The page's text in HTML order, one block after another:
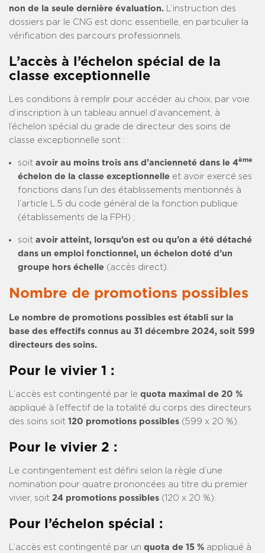
non de la seule dernière évaluation.
L’instruction des
dossiers par le CNG est donc essentielle, en particulier la
vérification des parcours professionnels.
L’accès à l’échelon spécial de la
classe exceptionnelle
Les conditions à remplir pour accéder au choix, par voie
d’inscription à un tableau annuel d’avancement, à
l’échelon spécial du grade de directeur des soins de
classe exceptionnelle sont :
soit avoir au moins trois ans d’ancienneté dans le 4ème
échelon de la classe exceptionnelle et avoir exercé ses
fonctions dans l’un des établissements mentionnés à
l’article L.5 du code général de la fonction publique
(établissements de la FPH) ;
soit avoir atteint, lorsqu’on est ou qu’on a été détaché
dans un emploi fonctionnel, un échelon doté d’un
groupe hors échelle (accès direct).
Nombre de promotions possibles
Le nombre de promotions possibles est établi sur la
base des effectifs connus au 31 décembre 2024, soit 599
directeurs des soins.
Pour le vivier 1 :
L’accès est contingenté par le quota maximal de 20 %
appliqué à l’effectif de la totalité du corps des directeurs
des soins soit 120 promotions possibles (599 x 20 %).
Pour le vivier 2 :
Le contingentement est défini selon la règle d’une
nomination pour quatre prononcées au titre du premier
vivier, soit 24 promotions possibles (120 x 20 %).
Pour l’échelon spécial :
L’accès est contingenté par un quota de 15 % appliqué à